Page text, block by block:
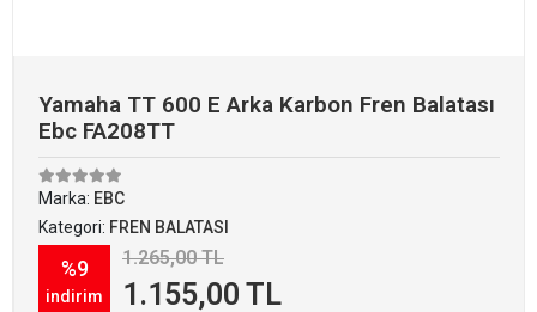
Yamaha TT 600 E Arka Karbon Fren Balatası
Ebc FA208TT
Marka: EBC
Kategori: FREN BALATASI
%9
indirim
1.265,00 TL
1.155,00 TL